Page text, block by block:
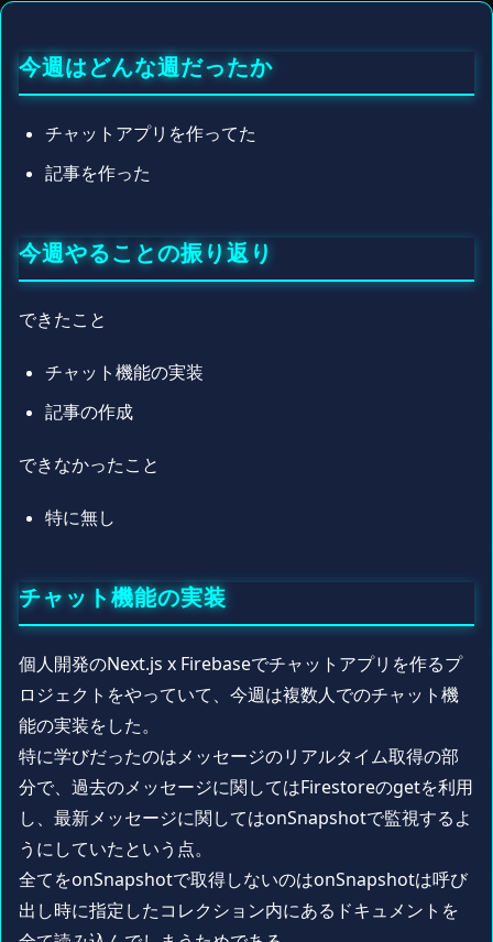
今週はどんな週だったか
チャットアプリを作ってた
記事を作った
今週やることの振り返り
できたこと
チャット機能の実装
記事の作成
できなかったこと
特に無し
チャット機能の実装
個人開発のNext.js x Firebaseでチャットアプリを作るプ
ロジェクトをやっていて、今週は複数人でのチャット機
能の実装をした。
特に学びだったのはメッセージのリアルタイム取得の部
分で、過去のメッセージに関してはFirestoreのgetを利用
し、最新メッセージに関してはonSnapshotで監視するよ
うにしていたという点。
全てをonSnapshotで取得しないのはonSnapshotは呼び
出し時に指定したコレクション内にあるドキュメントを